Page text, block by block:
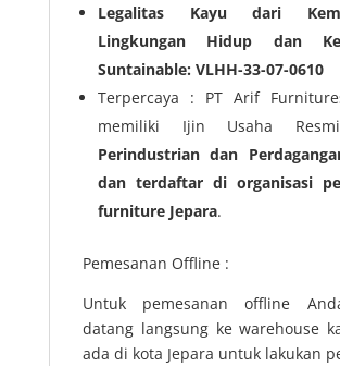
Legalitas Kayu dari
Lingkungan Hidup dan
Suntainable: VLHH-33-07-0610
Terpercaya : PT Arif
memiliki Ijin Usaha
Perindustrian dan
dan terdaftar di organisasi
furniture Jepara.
Pemesanan Offline :
Untuk pemesanan offline
datang langsung ke warehouse
ada di kota Jepara untuk lakukan